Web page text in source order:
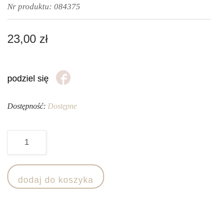
Nr produktu: 084375
23,00 zł
podziel się
Dostępność: Dostępne
jasnoróżowa
7/15cm,
dodaj do koszyka